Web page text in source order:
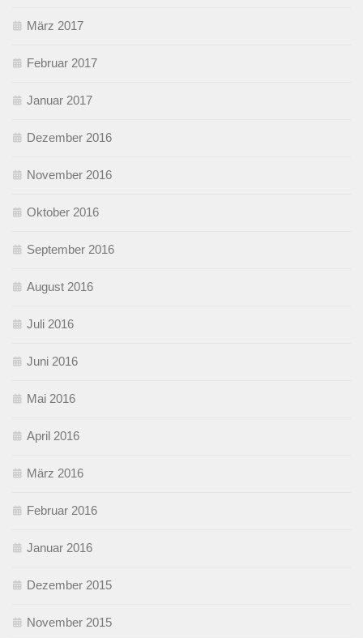
März 2017
Februar 2017
Januar 2017
Dezember 2016
November 2016
Oktober 2016
September 2016
August 2016
Juli 2016
Juni 2016
Mai 2016
April 2016
März 2016
Februar 2016
Januar 2016
Dezember 2015
November 2015